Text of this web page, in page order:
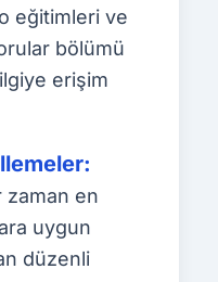
eğitimleri ve
bölümü
erişim
zaman en
uygun
düzenli